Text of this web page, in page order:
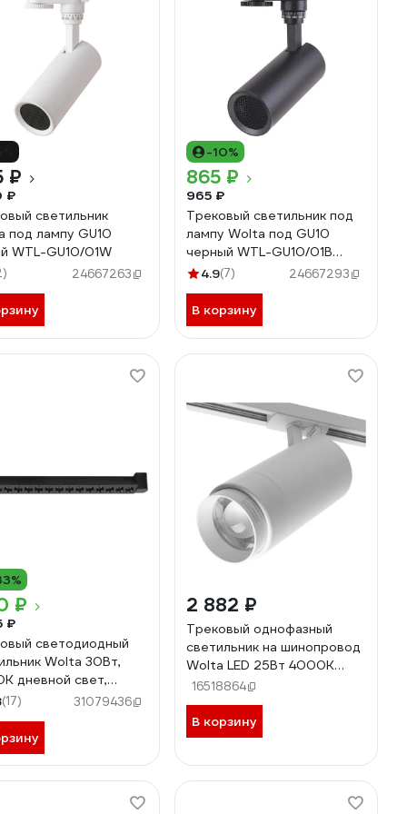
₽
₽
светильник
под лампу GU10
WTL-GU10/01W
24667263
-10%
865 ₽
965 ₽
Трековый светильник под
лампу Wolta под GU10
черный WTL-GU10/01В
WTL-GU10/01B
4.9(7) 24667293
В корзину
₽
₽
светодиодный
Wolta 30Вт,
дневной свет,
степень защиты
черный WTL-
(17) 31079436
2 882 ₽
Трековый однофазный
светильник на шинопровод
Wolta LED 25Вт 4000К
2000Лм белый WTL-
25W/02W
16518864
В корзину